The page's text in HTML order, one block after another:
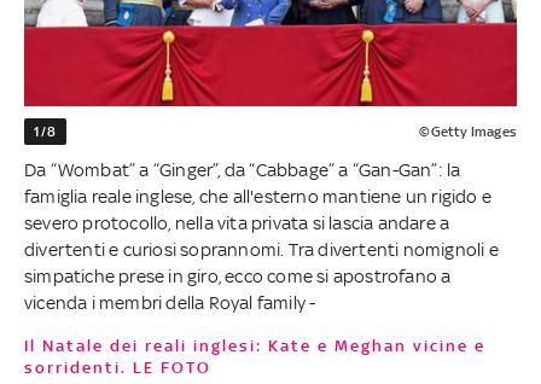
1/8 ©Getty Images
Da “Wombat” a “Ginger”, da “Cabbage” a “Gan-Gan”: la
famiglia reale inglese, che all'esterno mantiene un rigido e
severo protocollo, nella vita privata si lascia andare a
divertenti e curiosi soprannomi. Tra divertenti nomignoli e
simpatiche prese in giro, ecco come si apostrofano a
vicenda i membri della Royal family -
Il Natale dei reali inglesi: Kate e Meghan vicine e
sorridenti. LE FOTO